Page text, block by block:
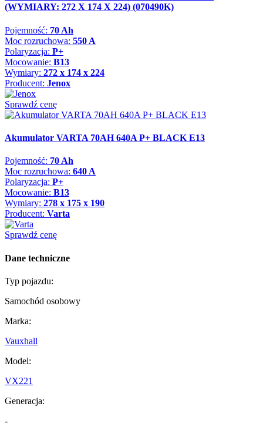
(WYMIARY: 272 X 174 X 224) (070490K)
Pojemność: 70 Ah
Moc rozruchowa: 550 A
Polaryzacja: P+
Mocowanie: B13
Wymiary: 272 x 174 x 224
Producent: Jenox
Sprawdź cenę
Akumulator VARTA 70AH 640A P+ BLACK E13
Pojemność: 70 Ah
Moc rozruchowa: 640 A
Polaryzacja: P+
Mocowanie: B13
Wymiary: 278 x 175 x 190
Producent: Varta
Sprawdź cenę
Dane techniczne
Typ pojazdu:
Samochód osobowy
Marka:
Vauxhall
Model:
VX221
Generacja:
-